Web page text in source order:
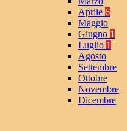
Aprile 6
Maggio
Giugno 1
Luglio 1
Agosto
Settembre
Ottobre
Novembre
Dicembre